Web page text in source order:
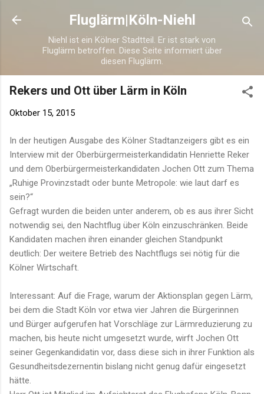
Direkt zum Hauptbereich
Fluglärm|Köln-Niehl
Niehl ist ein Kölner Stadtteil. Er ist stark von
Fluglärm betroffen. Diese Seite informiert über
diesen Fluglärm.
Rekers und Ott über Lärm in Köln
Oktober 15, 2015
In der heutigen Ausgabe des Kölner Stadtanzeigers gibt es ein
Interview mit der Oberbürgermeisterkandidatin Henriette Reker
und dem Oberbürgermeisterkandidaten Jochen Ott zum Thema
„Ruhige Provinzstadt oder bunte Metropole: wie laut darf es
sein?“
Gefragt wurden die beiden unter anderem, ob es aus ihrer Sicht
notwendig sei, den Nachtflug über Köln einzuschränken. Beide
Kandidaten machen ihren einander gleichen Standpunkt
deutlich: Der weitere Betrieb des Nachtflugs sei nötig für die
Kölner Wirtschaft.
Interessant: Auf die Frage, warum der Aktionsplan gegen Lärm,
bei dem die Stadt Köln vor etwa vier Jahren die Bürgerinnen
und Bürger aufgerufen hat Vorschläge zur Lärmreduzierung zu
machen, bis heute nicht umgesetzt wurde, wirft Jochen Ott
seiner Gegenkandidatin vor, dass diese sich in ihrer Funktion als
Gesundheitsdezernentin bislang nicht genug dafür eingesetzt
hätte.